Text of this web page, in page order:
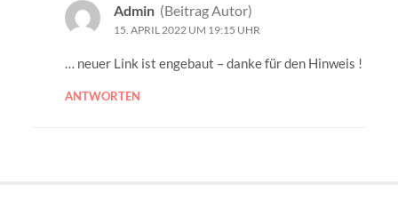
Admin (Beitrag Autor)
15. APRIL 2022 UM 19:15 UHR
… neuer Link ist engebaut – danke für den Hinweis !
ANTWORTEN